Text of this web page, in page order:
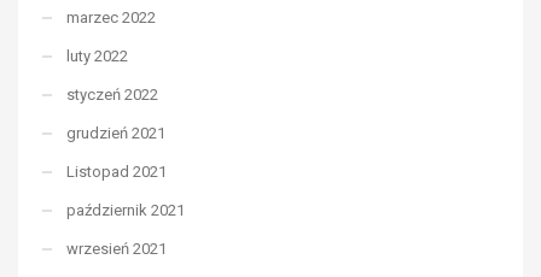
marzec 2022
luty 2022
styczeń 2022
grudzień 2021
Listopad 2021
październik 2021
wrzesień 2021